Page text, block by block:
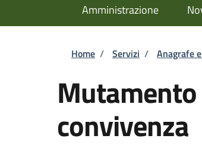
Amministrazione
Briciole di
Home / Servizi / Anagrafe
convivenza